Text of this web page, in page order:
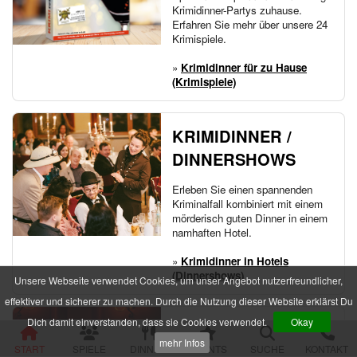
Unsere Webseite verwendet Cookies, um unser Angebot nutzerfreundlicher,
effektiver und sicherer zu machen. Durch die Nutzung dieser Website erklärst Du
Dich damit einverstanden, dass sie Cookies verwendet.
Okay
mehr Infos
START SPIELE DINNER EVENTS SUCHE KONTAKT
Im Schatten der Premiere
Die zweifelhafte Welt der Märchen
Jenseits der Schönheit
Die Legende der Sturmklinge
Drei Rosen für Charlie
Das Geheimnis der Burg Wolfsklamm
Die Pracht der Vampire
Der Hanf des Verderbens
Zum Geier mit dem Mord
Die Yacht der Macht
Nachts im Salon Rouge
Das Feuer der Diamanten
Hau den Michl
Das letzte Festmahl des Pharaos
Krimispiele für Jugendliche
Das Gift der Rivalen
Krimidinner-Partys zuhause.
Erfahren Sie mehr über unsere 24
Krimispiele.
» Krimidinner für zu Hause
(Krimispiele)
KRIMIDINNER /
DINNERSHOWS
Erleben Sie einen spannenden
Kriminalfall kombiniert mit einem
mörderisch guten Dinner in einem
namhaften Hotel.
» Krimidinner in Hotels
(Dinnershows)
EVENTS / TATORT